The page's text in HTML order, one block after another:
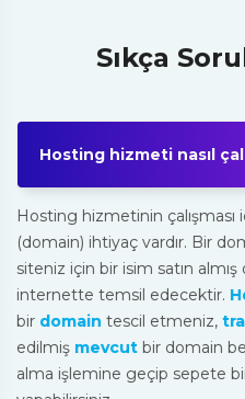
Sıkça
Hosting hizmeti nasıl
Hosting hizmetinin çalışması
(domain) ihtiyaç vardır. Bir
siteniz için bir isim satın
internette temsil edecektir.
bir domain tescil etmeniz,
edilmiş mevcut bir domain
alma işlemine geçip sepete